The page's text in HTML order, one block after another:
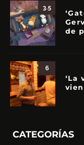
3.5
de
6
‘La
CATEGORÍAS